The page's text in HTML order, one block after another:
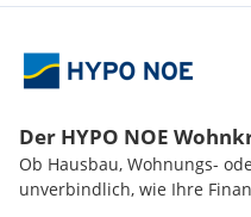
Der HYPO NOE
Ob Hausbau, Wohnungs-
unverbindlich, wie Ihre